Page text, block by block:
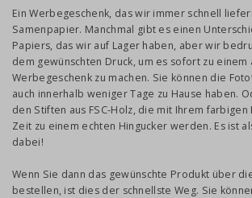
Ein Werbegeschenk, das wir immer schnell
Samenpapier. Manchmal gibt es einen
Papiers, das wir auf Lager haben, aber wir
dem gewünschten Druck, um es sofort zu einem
Werbegeschenk zu machen. Sie können die
auch innerhalb weniger Tage zu Hause haben.
den Stiften aus FSC-Holz, die mit Ihrem
Zeit zu einem echten Hingucker werden. Es ist
dabei!
Wenn Sie dann das gewünschte Produkt über
bestellen, ist dies der schnellste Weg. Sie